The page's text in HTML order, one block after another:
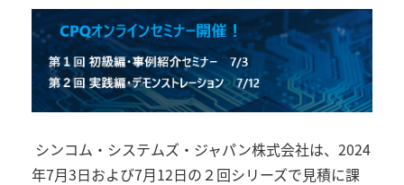
シンコム・システムズ・ジャパン株式会社は、 2024
年7月3日および7月12日の２回シリーズで見積に課